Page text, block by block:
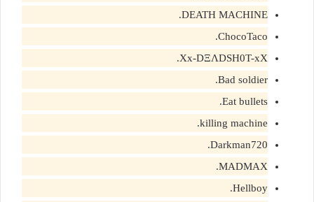
DEATH MACHINE.
ChocoTaco.
Xx-DΞΛDSH0T-xX.
Bad soldier.
Eat bullets.
killing machine.
Darkman720.
MADMAX.
Hellboy.